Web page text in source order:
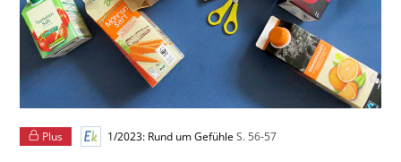
Plus 1/2023: Rund um GefühleS. 56-57